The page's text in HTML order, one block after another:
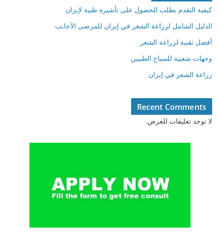
كيفية التقدم بطلب للحصول على تأشيرة طبية لإيران
الدليل الشامل لزراعة الشعر في إيران للمرضى الأجانب
أفضل تقنية لزراعة الشعر
وجهات شعبية للسياح الطبيين
زراعة الشعر في إيران
Recent Comments
لا توجد تعليقات للعرض.